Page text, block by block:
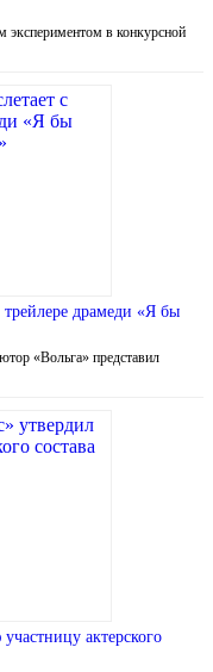
в конкурсной
драмеди «Я бы
«Вольга» представил
актерского